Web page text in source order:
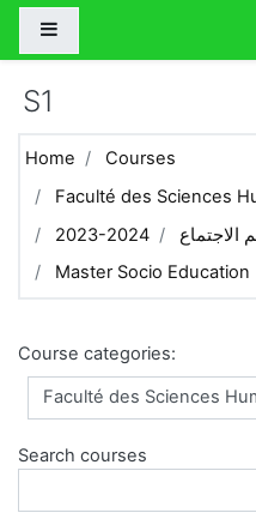
Skip to main content
S1
Home
Courses
Faculté des Sciences
2023-2024
الاجتماع
Master Socio Education
Course categories:
Search courses